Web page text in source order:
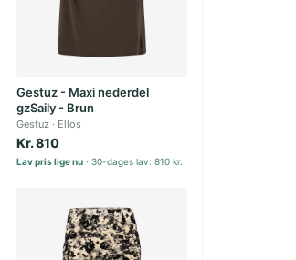
Gestuz - Maxi nederdel
gzSaily - Brun
Gestuz Ellos
Kr. 810
Lav pris lige nu 30-dages lav: 810 kr.